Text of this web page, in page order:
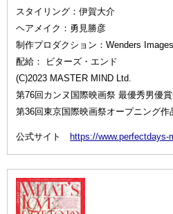
スタイリング：伊賀大介
ヘアメイク：勇見勝彦
制作プロダクション：Wenders
配給： ビターズ・エンド
(C)2023 MASTER MIND Ltd.
第76回カンヌ国際映画祭 最優秀男優
第36回東京国際映画祭オープニング作
公式サイト https://www.perfectdays-